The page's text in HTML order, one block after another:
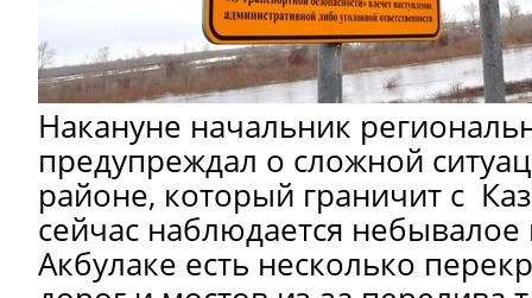
Накануне начальник
предупреждал о сложной
районе, который граничит с
сейчас наблюдается
Акбулаке есть несколько